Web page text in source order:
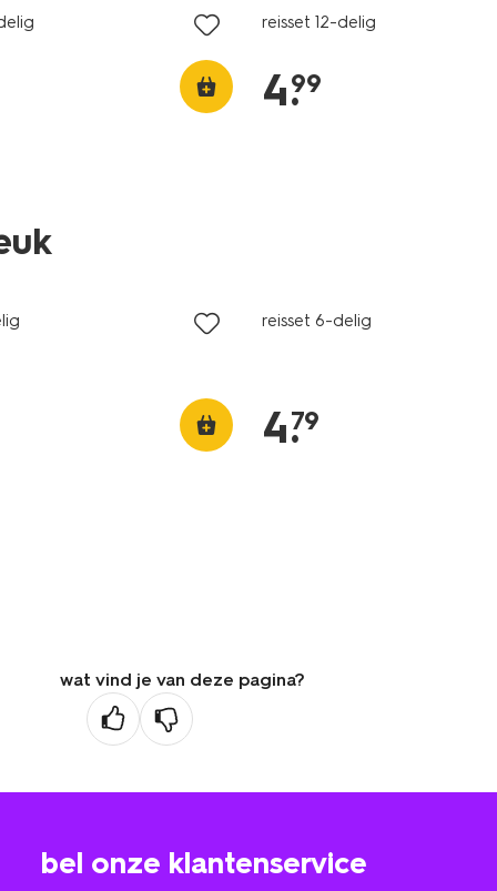
reisset 12-delig
4.
99
reisset 6-delig
4.
79
wat vind je van deze pagina?
bel onze klantenservice